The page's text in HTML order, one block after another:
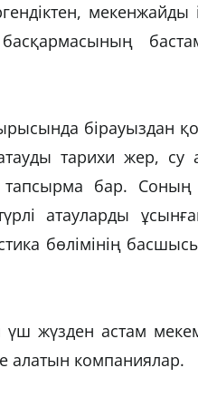
мекенжайды
бірауыздан
атауды тарихи жер,
бар. Соның
атауларды
бөлімінің
үш жүзден астам
алатын компаниялар.